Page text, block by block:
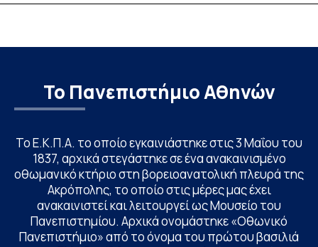
Το Πανεπιστήμιο Αθηνών
Το Ε.Κ.Π.Α. το οποίο εγκαινιάστηκε στις 3 Μαΐου του
1837, αρχικά στεγάστηκε σε ένα ανακαινισμένο
οθωμανικό κτήριο στη βορειοανατολική πλευρά της
Ακρόπολης, το οποίο στις μέρες μας έχει
ανακαινιστεί και λειτουργεί ως Μουσείο του
Πανεπιστημίου. Αρχικά ονομάστηκε «Οθωνικό
Πανεπιστήμιο» από το όνομα του πρώτου βασιλιά